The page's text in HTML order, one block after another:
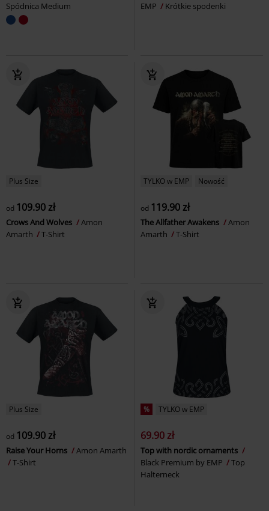
Spódnica Medium
EMP
Krótkie spodenki
Plus Size
od 109.90 zł
Crows And Wolves
Amon
Amarth
T-Shirt
TYLKO w EMP Nowość
od 119.90 zł
The Allfather Awakens
Amon
Amarth
T-Shirt
Plus Size
od 109.90 zł
Raise Your Horns
Amon Amarth
T-Shirt
% TYLKO w EMP
69.90 zł
Top with nordic ornaments
Black Premium by EMP
Top
Halterneck